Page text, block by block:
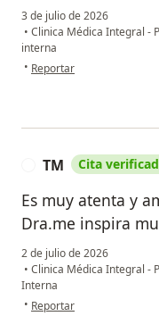
3 de julio de 2026
• Clinica Médica Integral -
interna
• en opinión del usuario
Reportar
TM Cita
Es muy atenta y
Dra.me inspira
2 de julio de 2026
• Clinica Médica Integral -
Interna
• en opinión del usuario TM
Reportar